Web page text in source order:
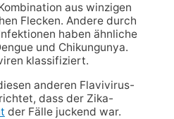
aus winzigen
Flecken. Andere durch
haben ähnliche
und Chikungunya.
klassifiziert.
anderen Flavivirus-
dass der Zika-
der Fälle juckend war.